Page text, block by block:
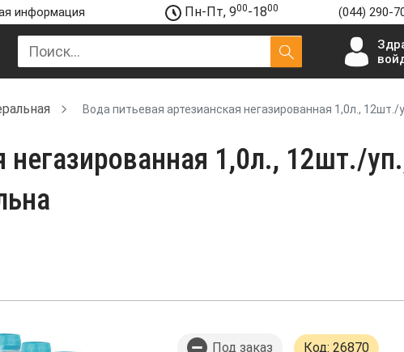
информация Пн-Пт, 900-1800 (044) 290-
Вода питьевая артезианская негазированная 1,0л., 12шт./
негазированная 1,0л., 12шт./
Под заказ Код: 26870